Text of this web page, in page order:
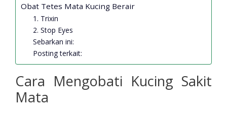
Obat Tetes Mata Kucing Berair
1. Trixin
2. Stop Eyes
Sebarkan ini:
Posting terkait:
Cara Mengobati Kucing Sakit
Mata